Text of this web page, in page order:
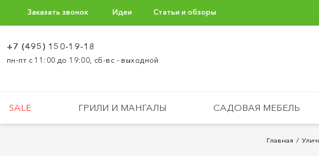
Заказать звонок Идеи Статьи и обзоры
+7 (495) 150-19-18
пн-пт с 11:00 до 19:00, сб-вс - выходной
SALE ГРИЛИ И МАНГАЛЫ САДОВАЯ МЕБЕЛЬ
Главная